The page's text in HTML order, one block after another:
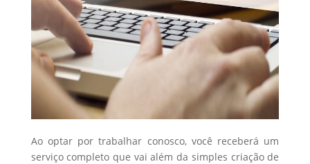
Ao optar por trabalhar conosco, você receberá um
serviço completo que vai além da simples criação de